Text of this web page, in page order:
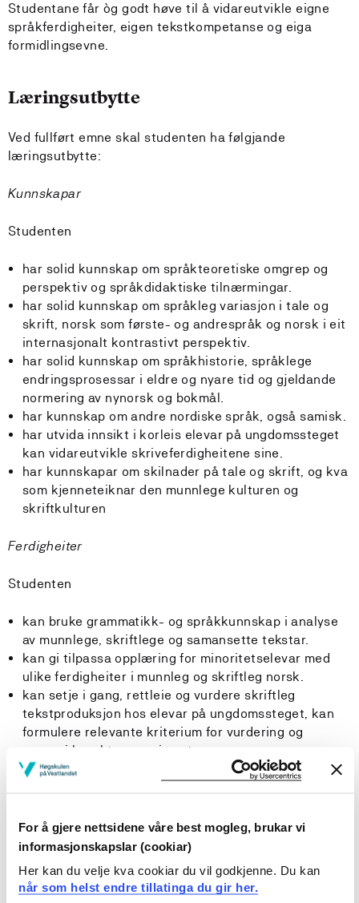
For å gjere nettsidene våre best mogleg, brukar vi
informasjonskapslar (cookiar)
Her kan du velje kva cookiar du vil godkjenne. Du kan
når som helst endre tillatinga du gir her.
Studentane får òg godt høve til å vidareutvikle eigne
språkferdigheiter, eigen tekstkompetanse og eiga
formidlingsevne.
Læringsutbytte
Ved fullført emne skal studenten ha følgjande
læringsutbytte:
Kunnskapar
Studenten
har solid kunnskap om språkteoretiske omgrep og
perspektiv og språkdidaktiske tilnærmingar.
har solid kunnskap om språkleg variasjon i tale og
skrift, norsk som første- og andrespråk og norsk i eit
internasjonalt kontrastivt perspektiv.
har solid kunnskap om språkhistorie, språklege
endringsprosessar i eldre og nyare tid og gjeldande
normering av nynorsk og bokmål.
har kunnskap om andre nordiske språk, også samisk.
har utvida innsikt i korleis elevar på ungdomssteget
kan vidareutvikle skriveferdigheitene sine.
har kunnskapar om skilnader på tale og skrift, og kva
som kjenneteiknar den munnlege kulturen og
skriftkulturen
Ferdigheiter
Studenten
kan bruke grammatikk- og språkkunnskap i analyse
av munnlege, skriftlege og samansette tekstar.
kan gi tilpassa opplæring for minoritetselevar med
ulike ferdigheiter i munnleg og skriftleg norsk.
kan setje i gang, rettleie og vurdere skriftleg
tekstproduksjon hos elevar på ungdomssteget, kan
formulere relevante kriterium for vurdering og
grunngi karakterane ein set.
kan lese, tolke og reflektere over akademiske
bokmål.
Studenten